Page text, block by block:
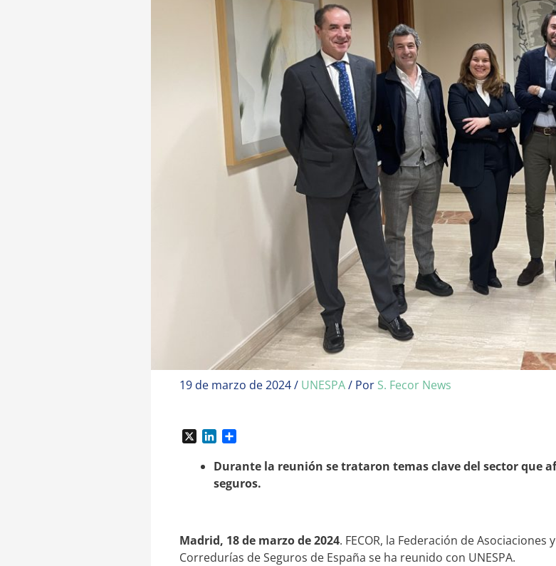
19 de marzo de 2024/ UNESPA/ Por S. Fecor News
n
k
n
m
p
i
Durante la reunión se trataron temas clave del sector que
seguros.
Madrid, 18 de marzo de 2024. FECOR, la Federación de
Corredurías de Seguros de España se ha reunido con UNESPA.